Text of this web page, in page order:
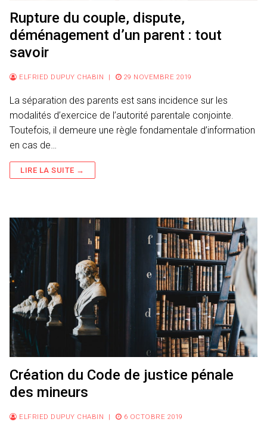
Rupture du couple, dispute,
déménagement d’un parent : tout
savoir
ELFRIED DUPUY CHABIN | 29 NOVEMBRE 2019
La séparation des parents est sans incidence sur les
modalités d’exercice de l’autorité parentale conjointe.
Toutefois, il demeure une règle fondamentale d’information
en cas de…
LIRE LA SUITE →
Création du Code de justice pénale
des mineurs
ELFRIED DUPUY CHABIN | 6 OCTOBRE 2019